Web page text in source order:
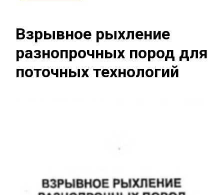
Взрывное рыхление
разнопрочных пород для
поточных технологий